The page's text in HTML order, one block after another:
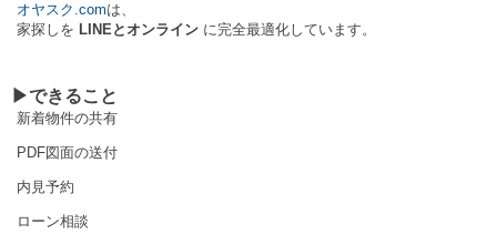
オヤスク.comは、
家探しを LINEとオンライン に完全最適化しています。
▶できること
新着物件の共有
PDF図面の送付
内見予約
ローン相談